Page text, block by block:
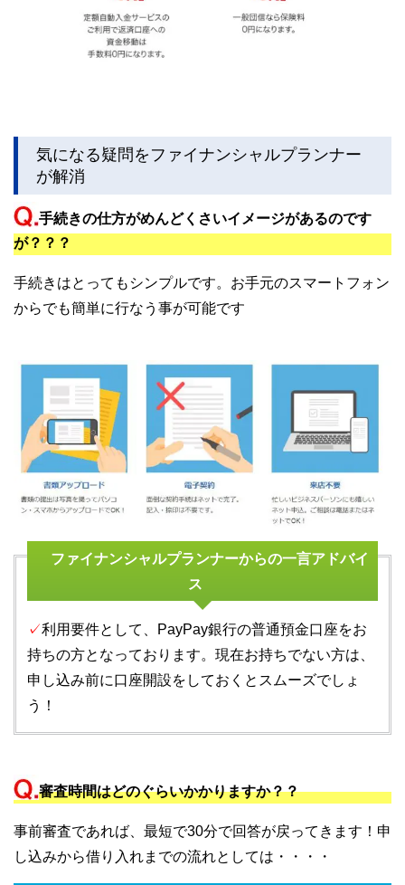
気になる疑問をファイナンシャルプランナー
が解消
手続きの仕方がめんどくさいイメージがあるのです
が？？？
手続きはとってもシンプルです。お手元のスマートフォン
からでも簡単に行なう事が可能です
ファイナンシャルプランナーからの一言アドバイ
ス
✓利用要件として、PayPay銀行の普通預金口座をお
持ちの方となっております。現在お持ちでない方は、
申し込み前に口座開設をしておくとスムーズでしょ
う！
審査時間はどのぐらいかかりますか？？
事前審査であれば、最短で30分で回答が戻ってきます！申
し込みから借り入れまでの流れとしては・・・・